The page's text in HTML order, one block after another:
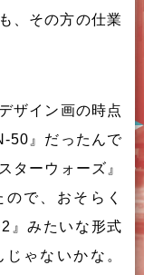
も その方の仕業
ザイン画の時点
50』だったんで
ターウォーズ』
で、おそらく
』みたいな形式
ゃないかな。